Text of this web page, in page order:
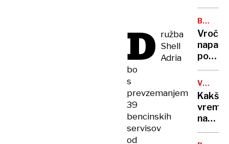
D ružba
Shell
Adria
bo
s
prevzemanjem
39
bencinskih
servisov
od
naj
bi
umrl
napadli
streljal
z
pištolo
Kakšno
vreme
nas
čaka
za